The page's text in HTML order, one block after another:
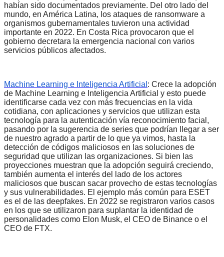
habían sido documentados previamente. Del otro lado del
mundo, en América Latina, los ataques de ransomware a
organismos gubernamentales tuvieron una actividad
importante en 2022. En Costa Rica provocaron que el
gobierno decretara la emergencia nacional con varios
servicios públicos afectados.
Machine Learning e Inteligencia Artificial : Crece la adopción
de Machine Learning e Inteligencia Artificial y esto puede
identificarse cada vez con más frecuencias en la vida
cotidiana, con aplicaciones y servicios que utilizan esta
tecnología para la autenticación vía reconocimiento facial,
pasando por la sugerencia de series que podrían llegar a ser
de nuestro agrado a partir de lo que ya vimos, hasta la
detección de códigos maliciosos en las soluciones de
seguridad que utilizan las organizaciones. Si bien las
proyecciones muestran que la adopción seguirá creciendo,
también aumenta el interés del lado de los actores
maliciosos que buscan sacar provecho de estas tecnologías
y sus vulnerabilidades. El ejemplo más común para ESET
es el de las deepfakes. En 2022 se registraron varios casos
en los que se utilizaron para suplantar la identidad de
personalidades como Elon Musk, el CEO de Binance o el
CEO de FTX.